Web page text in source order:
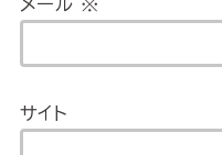
メール ※
サイト